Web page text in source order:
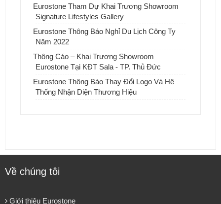
Eurostone Tham Dự Khai Trương Showroom
Signature Lifestyles Gallery
Eurostone Thông Báo Nghỉ Du Lịch Công Ty
Năm 2022
Thông Cáo – Khai Trương Showroom
Eurostone Tại KĐT Sala - TP. Thủ Đức
Eurostone Thông Báo Thay Đổi Logo Và Hệ
Thống Nhận Diện Thương Hiệu
Về chúng tôi
Giới thiệu Eurostone